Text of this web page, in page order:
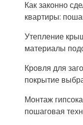
Как законно
квартиры:
Утепление
материалы
Кровля для
покрытие
Монтаж
пошаговая